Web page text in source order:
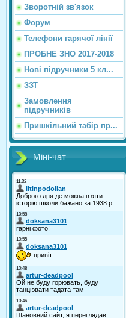
Зворотній зв'язок
Форум
Телефони гарячої лінії
ПРОБНЕ ЗНО 2017-2018
Нові підручники 5 кл...
ЗЗТ
Замовлення
підручників
Пришкільний табір пр...
Міні-чат